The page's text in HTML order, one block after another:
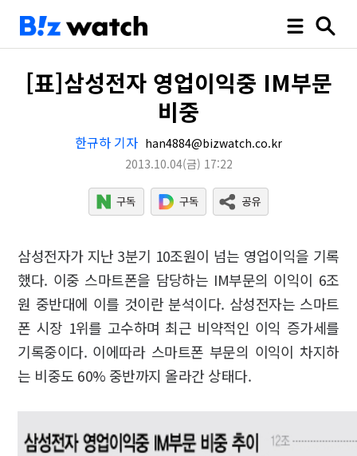
[표]삼성전자 영업이익중 IM부문
비중
한규하 기자 han4884@bizwatch.co.kr
2013.10.04(금) 17:22
삼성전자가 지난 3분기 10조원이 넘는 영업이익을 기록
했다. 이중 스마트폰을 담당하는 IM부문의 이익이 6조
원 중반대에 이를 것이란 분석이다. 삼성전자는 스마트
폰 시장 1위를 고수하며 최근 비약적인 이익 증가세를
기록중이다. 이에따라 스마트폰 부문의 이익이 차지하
는 비중도 60% 중반까지 올라간 상태다.